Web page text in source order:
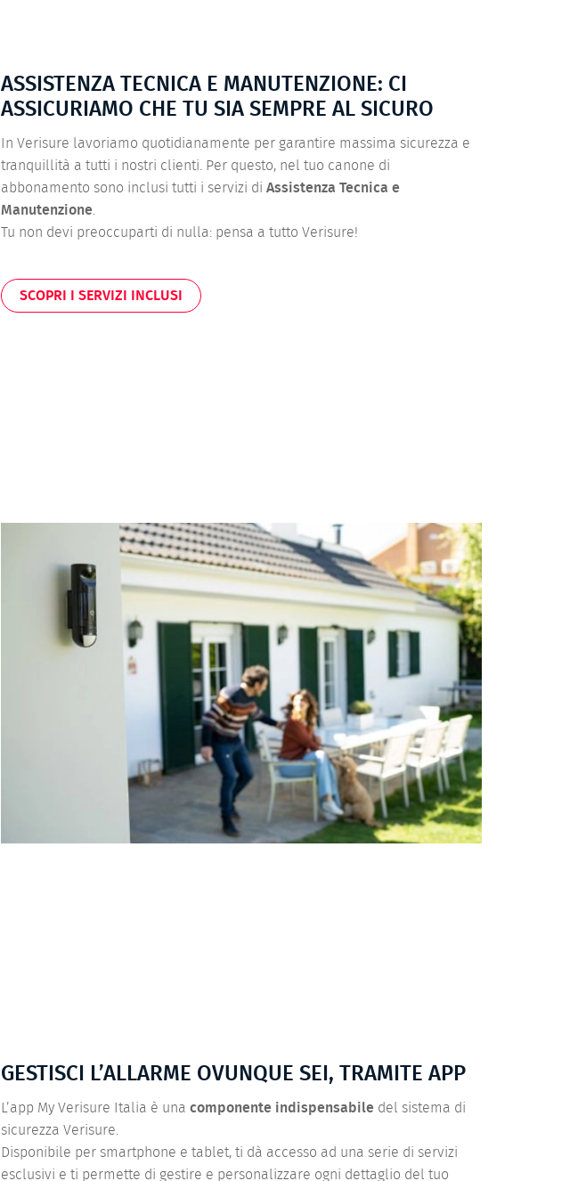
ASSISTENZA TECNICA E MANUTENZIONE: CI
ASSICURIAMO CHE TU SIA SEMPRE AL SICURO
In Verisure lavoriamo quotidianamente per garantire massima sicurezza e
tranquillità a tutti i nostri clienti. Per questo, nel tuo canone di
abbonamento sono inclusi tutti i servizi di Assistenza Tecnica e
Manutenzione
Tu non devi preoccuparti di nulla: pensa a tutto Verisure!
SCOPRI I SERVIZI INCLUSI
GESTISCI L’ALLARME OVUNQUE SEI, TRAMITE APP
L’app My Verisure Italia è una componente indispensabile del sistema di
sicurezza Verisure.
Disponibile per smartphone e tablet, ti dà accesso ad una serie di servizi
esclusivi e ti permette di gestire e personalizzare ogni dettaglio del tuo